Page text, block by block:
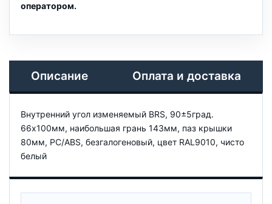
оператором.
Описание Оплата и доставка
Внутренний угол изменяемый BRS, 90±5град.
66х100мм, наибoльшая грань 143мм, паз крышки
80мм, PC/ABS, безгалогеновый, цвет RAL9010, чисто
белый